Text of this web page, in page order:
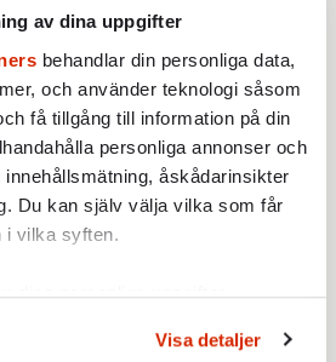
av dina uppgifter
behandlar din personliga data,
och använder teknologi såsom
få tillgång till information på din
personliga annonser och
innehållsmätning, åskådarinsikter
Du kan själv välja vilka som får
i vilka syften.
dina personliga uppgifter
tillbaka ditt samtycke när som
Visa detaljer
i Filipstad
islamistdådet oroar sig
Wold
Ja, AC är ett hot mot den
quislingar och sten i glashus
tsaren och Stalin
Inte nu igen, Vänsterpartiet!